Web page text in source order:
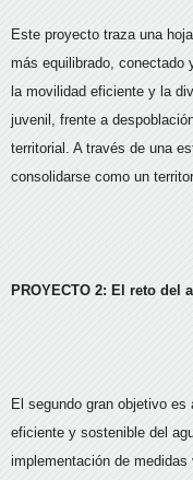
Este proyecto traza una
más equilibrado, conectado
la movilidad eficiente y la
juvenil, frente a
territorial. A través de una
consolidarse como un
PROYECTO 2: El reto del
El segundo gran objetivo
eficiente y sostenible del
implementación de